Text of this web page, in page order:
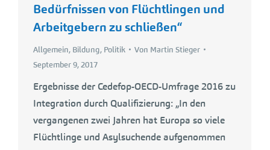
Bedürfnissen von Flüchtlingen und
Arbeitgebern zu schließen“
Allgemein, Bildung, Politik Von Martin Stieger
September 9, 2017
Ergebnisse der Cedefop-OECD-Umfrage 2016 zu
Integration durch Qualifizierung: „In den
vergangenen zwei Jahren hat Europa so viele
Flüchtlinge und Asylsuchende aufgenommen